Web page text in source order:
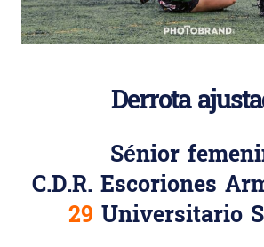
Derrota
Sénior
C.D.R. Escoriones
29 Universitario